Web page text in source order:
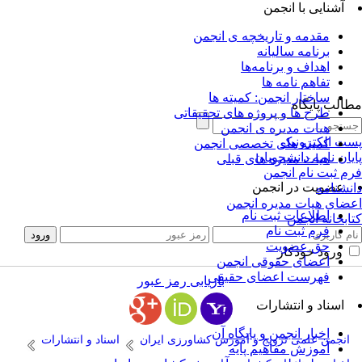
آشنایی با انجمن
مقدمه و تاریخچه ی انجمن
برنامه سالیانه
اهداف و برنامه‌ها
تفاهم نامه ها
ساختار انجمن: کمیته ها
طرح ها و پروژه های تحقیقاتی
هیات مدیره ی انجمن
کمیته های تخصصی انجمن
هیات مدیره های قبلی
عضویت در انجمن
اطلاعات ثبت نام
فرم ثبت نام
حق عضویت
اعضای حقوقی انجمن
فهرست اعضای حقیقی
اسناد و انتشارات
اخبار انجمن و پایگاه آن
آموزش مفاهیم پایه
پایگاه
الکترونیک
نامه دانشجویان
ثبت نام انجمن
هیات مدیره انجمن
انجمن
ورود خودکار
بازیابی رمز عبور
انجمن علمی ترویج و آموزش کشاورزی ایران
اسناد و انتشارات